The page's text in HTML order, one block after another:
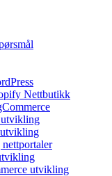
Nettbutikk
utvikling